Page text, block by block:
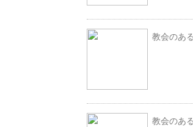
教会のあ
教会のあ